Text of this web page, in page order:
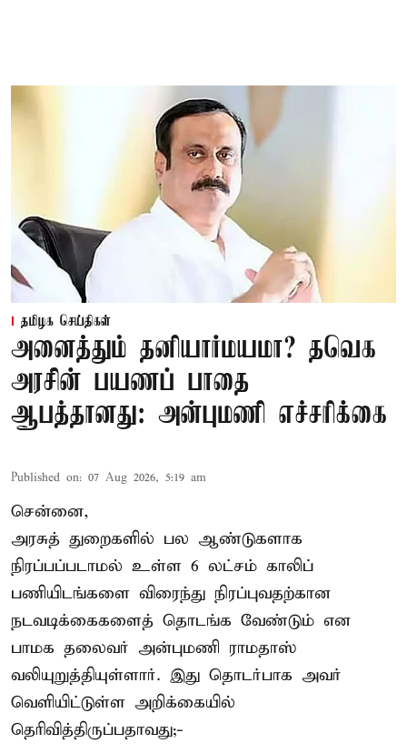
தமிழக செய்திகள்
அனைத்தும் தனியார்மயமா? தவெக
அரசின் பயணப் பாதை
ஆபத்தானது: அன்புமணி எச்சரிக்கை
Published on: 07 Aug 2026, 5:19 am
சென்னை,
அரசுத் துறைகளில் பல ஆண்டுகளாக
நிரப்பப்படாமல் உள்ள 6 லட்சம் காலிப்
பணியிடங்களை விரைந்து நிரப்புவதற்கான
நடவடிக்கைகளைத் தொடங்க வேண்டும் என
பாமக தலைவர் அன்புமணி ராமதாஸ்
வலியுறுத்தியுள்ளார். இது தொடர்பாக அவர்
வெளியிட்டுள்ள அறிக்கையில்
தெரிவித்திருப்பதாவது;-